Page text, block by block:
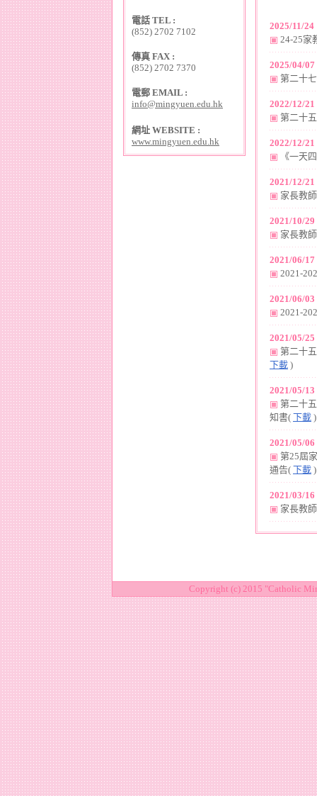
電話 TEL :
(852) 2702 7102
傳真 FAX :
(852) 2702 7370
電郵 EMAIL :
info@mingyuen.edu.hk
網址 WEBSITE :
www.mingyuen.edu.hk
2025/11/24
24-25家
2025/04/07
第二十
2022/12/21
第二十
2022/12/21
《一天
2021/12/21
家長教
2021/10/29
家長教
2021/06/17
2021-
2021/06/03
2021-
2021/05/25
第二十
下載 )
2021/05/13
第二十
知書( 下載 )
2021/05/06
第25屆
通告( 下載 )
2021/03/16
家長教
Copyright (c) 2015 "Catholic